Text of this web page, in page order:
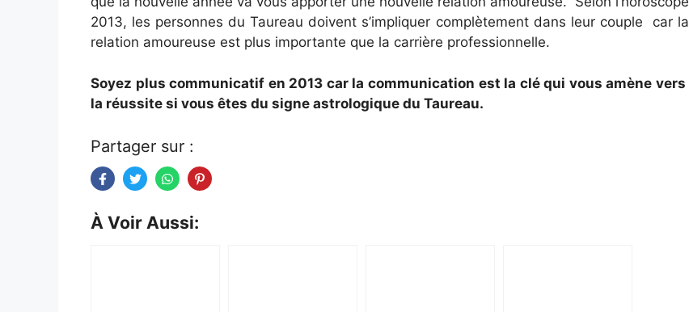
2013, les personnes du Taureau doivent s’impliquer complètement dans leur couple car la
relation amoureuse est plus importante que la carrière professionnelle.
Soyez plus communicatif en 2013 car la communication est la clé qui vous amène vers
la réussite si vous êtes du signe astrologique du Taureau.
Partager sur :
À Voir Aussi: